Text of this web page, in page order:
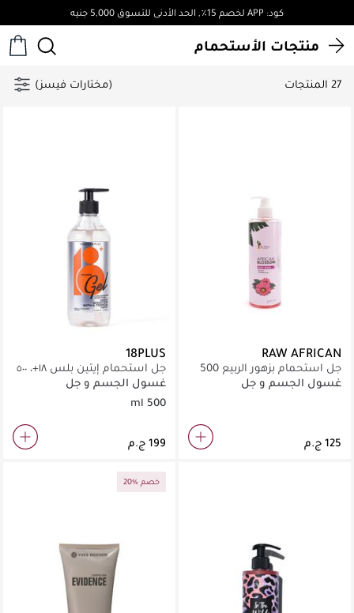
كود: APP لخصم 15٪, الحد الأدنى للتسوق 5,000 جنيه
منتجات الأستحمام
27 المنتجات (مختارات فيسز)
RAW AFRICAN
جل استحمام بزهور الربيع 500
مل
غسول الجسم و جل
18PLUS
جل استحمام إيتين بلس ١٨+، ٥٠٠
مل، الفانيليا وجوز الهند
غسول الجسم و جل
الاستحمام
500 ml
20% خصم